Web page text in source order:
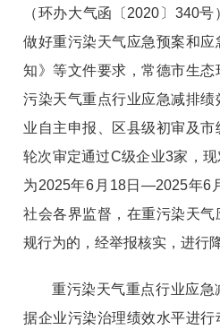
（环办大气函〔2020〕340
做好重污染天气应急预案和
知》等文件要求，常德市生
污染天气重点行业应急减排
业自主申报、区县级初审及
轮次审定通过C级企业3家，
为2025年6月18日—2025年6
社会各界监督，在重污染天
规行为的，经举报核实，进行
重污染天气重点行业应
据企业污染治理绩效水平进